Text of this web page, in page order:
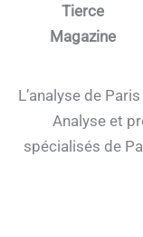
Tierce
Magazine
L’analyse de
Analyse et
spécialisés de